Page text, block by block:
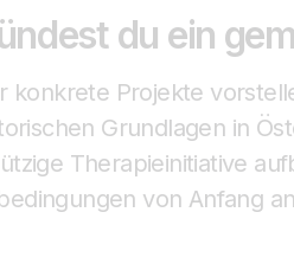
du ein
konkrete Projekte
Grundlagen in
Therapieinitiative
von Anfang